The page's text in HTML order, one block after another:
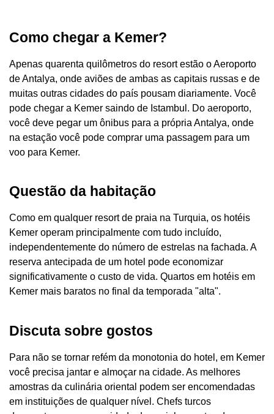
Como chegar a Kemer?
Apenas quarenta quilômetros do resort estão o Aeroporto
de Antalya, onde aviões de ambas as capitais russas e de
muitas outras cidades do país pousam diariamente. Você
pode chegar a Kemer saindo de Istambul. Do aeroporto,
você deve pegar um ônibus para a própria Antalya, onde
na estação você pode comprar uma passagem para um
voo para Kemer.
Questão da habitação
Como em qualquer resort de praia na Turquia, os hotéis
Kemer operam principalmente com tudo incluído,
independentemente do número de estrelas na fachada. A
reserva antecipada de um hotel pode economizar
significativamente o custo de vida. Quartos em hotéis em
Kemer mais baratos no final da temporada "alta".
Discuta sobre gostos
Para não se tornar refém da monotonia do hotel, em Kemer
você precisa jantar e almoçar na cidade. As melhores
amostras da culinária oriental podem ser encomendadas
em instituições de qualquer nível. Chefs turcos